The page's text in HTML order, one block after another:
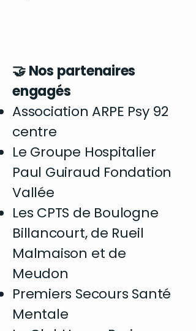
🤝 Nos partenaires
engagés
Association ARPE Psy 92
centre
Le Groupe Hospitalier
Paul Guiraud Fondation
Vallée
Les CPTS de Boulogne
Billancourt, de Rueil
Malmaison et de
Meudon
Premiers Secours Santé
Mentale